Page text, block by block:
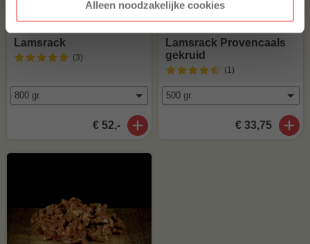
Alleen noodzakelijke cookies
Lamsrack
(3)
€ 52,-
Lamsrack Provencaals
gekruid
(1)
€ 33,75